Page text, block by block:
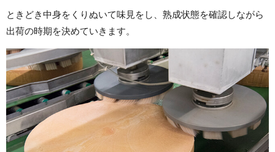
ときどき中身をくりぬいて味見をし、熟成状態を確認しながら
出荷の時期を決めていきます。